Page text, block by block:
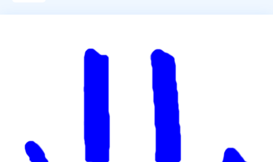
Undertaken during a tough year for the world it